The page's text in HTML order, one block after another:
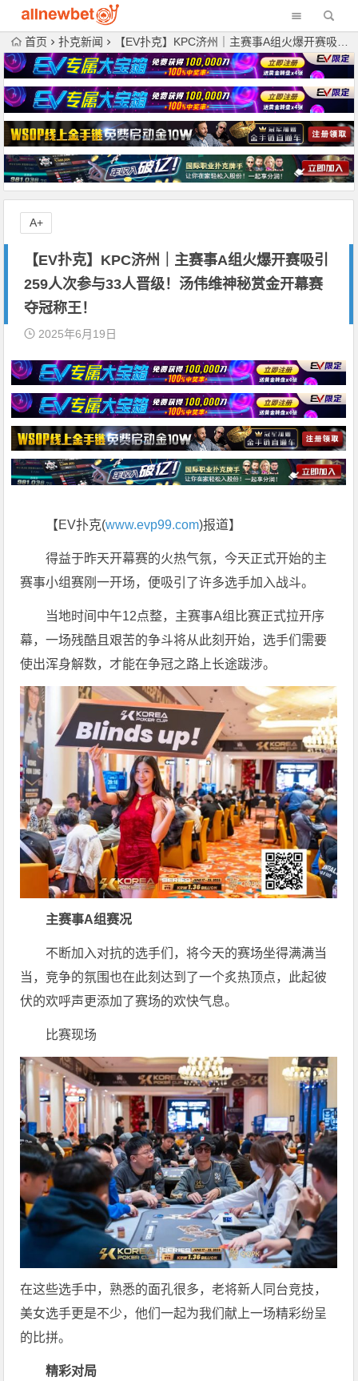
首页 扑克新闻 【EV扑克】KPC济州｜主赛事A组火爆开赛吸引259人次参与33人晋级！汤伟维神秘赏金开幕赛夺冠称王！
【EV扑克】KPC济州｜主赛事A组火爆开赛吸引
259人次参与33人晋级！汤伟维神秘赏金开幕赛
夺冠称王！
2025年6月19日
【EV扑克(www.evp99.com)报道】
得益于昨天开幕赛的火热气氛，今天正式开始的主
赛事小组赛刚一开场，便吸引了许多选手加入战斗。
当地时间中午12点整，主赛事A组比赛正式拉开序
幕，一场残酷且艰苦的争斗将从此刻开始，选手们需要
使出浑身解数，才能在争冠之路上长途跋涉。
主赛事A组赛况
不断加入对抗的选手们，将今天的赛场坐得满满当
当，竞争的氛围也在此刻达到了一个炙热顶点，此起彼
伏的欢呼声更添加了赛场的欢快气息。
比赛现场
在这些选手中，熟悉的面孔很多，老将新人同台竞技，
美女选手更是不少，他们一起为我们献上一场精彩纷呈
的比拼。
精彩对局
A+